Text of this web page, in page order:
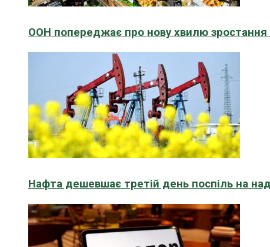
ООН попереджає про нову хвилю зростання
Нафта дешевшає третій день поспіль на